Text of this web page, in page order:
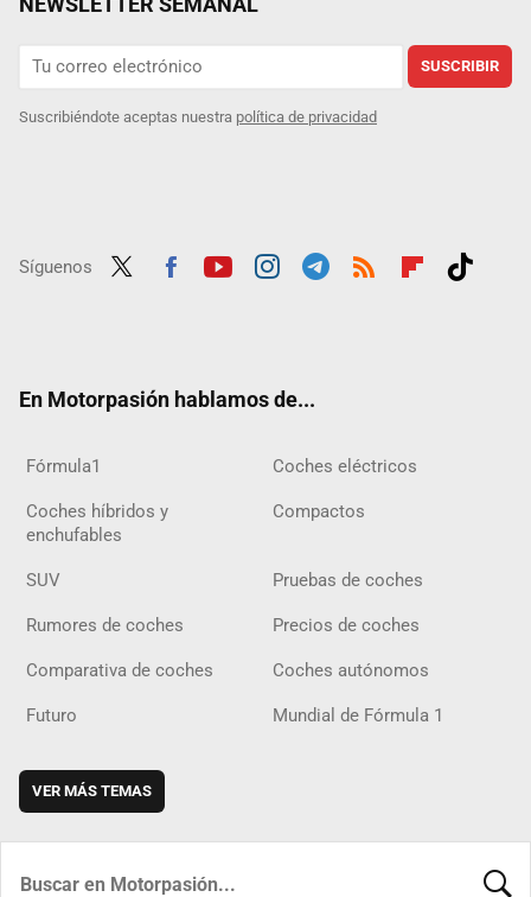
SUSCRIBIR
Suscribiéndote aceptas nuestra política de privacidad
Síguenos
En Motorpasión hablamos de...
Fórmula1 Coches eléctricos
Coches híbridos y
enchufables
Compactos
SUV Pruebas de coches
Rumores de coches Precios de coches
Comparativa de coches Coches autónomos
Futuro Mundial de Fórmula 1
VER MÁS TEMAS